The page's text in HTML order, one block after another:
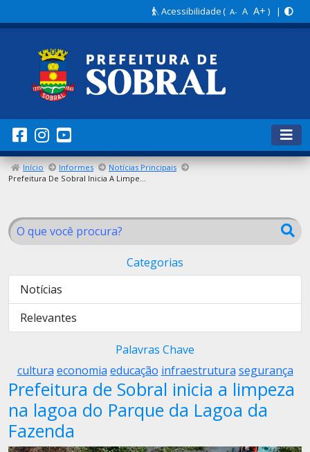
Acessibilidade( A- A A+ ) |
Início Informes
Notícias Principais
Prefeitura De Sobral Inicia A Limpeza Na Lagoa Do Parque Da Lagoa Da Fazenda
Categorias
Notícias
Relevantes
Palavras Chave
cultura economia educação infraestrutura segurança
Prefeitura de Sobral inicia a limpeza
na lagoa do Parque da Lagoa da
Fazenda